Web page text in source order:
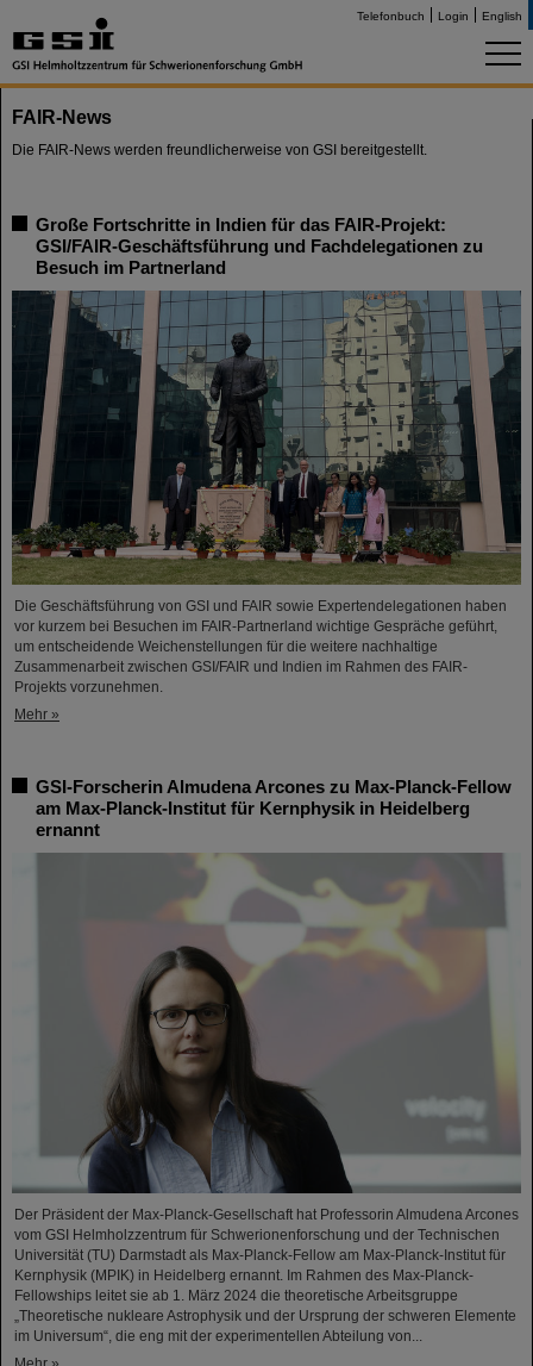
Telefonbuch Login English
FAIR-News
Die FAIR-News werden freundlicherweise von GSI bereitgestellt.
Große Fortschritte in Indien für das FAIR-Projekt:
GSI/FAIR-Geschäftsführung und Fachdelegationen zu
Besuch im Partnerland
Die Geschäftsführung von GSI und FAIR sowie Expertendelegationen haben
vor kurzem bei Besuchen im FAIR-Partnerland wichtige Gespräche geführt,
um entscheidende Weichenstellungen für die weitere nachhaltige
Zusammenarbeit zwischen GSI/FAIR und Indien im Rahmen des FAIR-
Projekts vorzunehmen.
Mehr »
GSI-Forscherin Almudena Arcones zu Max-Planck-Fellow
am Max-Planck-Institut für Kernphysik in Heidelberg
ernannt
Der Präsident der Max-Planck-Gesellschaft hat Professorin Almudena Arcones
vom GSI Helmholzzentrum für Schwerionenforschung und der Technischen
Universität (TU) Darmstadt als Max-Planck-Fellow am Max-Planck-Institut für
Kernphysik (MPIK) in Heidelberg ernannt. Im Rahmen des Max-Planck-
Fellowships leitet sie ab 1. März 2024 die theoretische Arbeitsgruppe
„Theoretische nukleare Astrophysik und der Ursprung der schweren Elemente
im Universum“, die eng mit der experimentellen Abteilung von...